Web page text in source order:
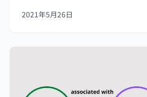
InventoryLevelは在庫数を表しま
2021年5月26日